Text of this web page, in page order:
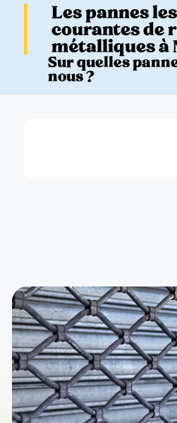
Les pannes
courantes de
métalliques à
Sur quelles
nous ?